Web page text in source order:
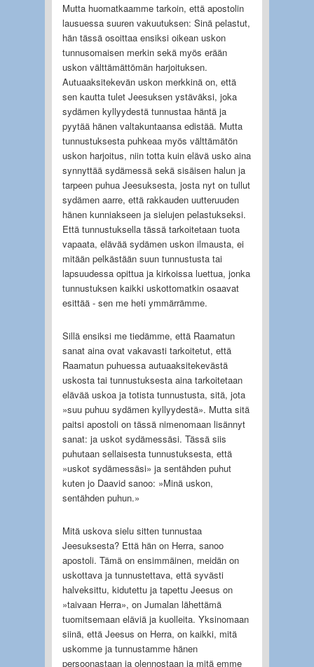
Mutta huomatkaamme tarkoin, että apostolin
lausuessa suuren vakuutuksen: Sinä pelastut,
hän tässä osoittaa ensiksi oikean uskon
tunnusomaisen merkin sekä myös erään
uskon välttämättömän harjoituksen.
Autuaaksitekevän uskon merkkinä on, että
sen kautta tulet Jeesuksen ystäväksi, joka
sydämen kyllyydestä tunnustaa häntä ja
pyytää hänen valtakuntaansa edistää. Mutta
tunnustuksesta puhkeaa myös välttämätön
uskon harjoitus, niin totta kuin elävä usko aina
synnyttää sydämessä sekä sisäisen halun ja
tarpeen puhua Jeesuksesta, josta nyt on tullut
sydämen aarre, että rakkauden uutteruuden
hänen kunniakseen ja sielujen pelastukseksi.
Että tunnustuksella tässä tarkoitetaan tuota
vapaata, elävää sydämen uskon ilmausta, ei
mitään pelkästään suun tunnustusta tai
lapsuudessa opittua ja kirkoissa luettua, jonka
tunnustuksen kaikki uskottomatkin osaavat
esittää - sen me heti ymmärrämme.
Sillä ensiksi me tiedämme, että Raamatun
sanat aina ovat vakavasti tarkoitetut, että
Raamatun puhuessa autuaaksitekevästä
uskosta tai tunnustuksesta aina tarkoitetaan
elävää uskoa ja totista tunnustusta, sitä, jota
»suu puhuu sydämen kyllyydestä». Mutta sitä
paitsi apostoli on tässä nimenomaan lisännyt
sanat: ja uskot sydämessäsi. Tässä siis
puhutaan sellaisesta tunnustuksesta, että
»uskot sydämessäsi» ja sentähden puhut
kuten jo Daavid sanoo: »Minä uskon,
sentähden puhun.»
Mitä uskova sielu sitten tunnustaa
Jeesuksesta? Että hän on Herra, sanoo
apostoli. Tämä on ensimmäinen, meidän on
uskottava ja tunnustettava, että syvästi
halveksittu, kidutettu ja tapettu Jeesus on
»taivaan Herra», on Jumalan lähettämä
tuomitsemaan eläviä ja kuolleita. Yksinomaan
siinä, että Jeesus on Herra, on kaikki, mitä
uskomme ja tunnustamme hänen
persoonastaan ja olennostaan ja mitä emme